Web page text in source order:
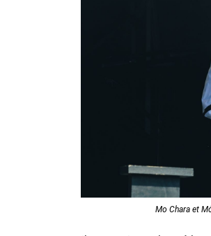
Mo Chara et